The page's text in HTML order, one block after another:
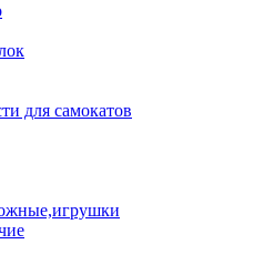
для самокатов